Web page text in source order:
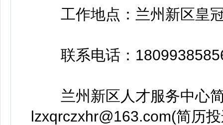
工作地点：兰州新区皇冠
联系电话：
兰州新区人才服务中心简
lzxqrczxhr@163.com(简历